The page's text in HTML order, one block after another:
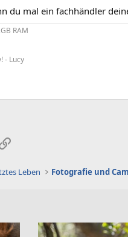
du mal ein fachhändler
RAM
- Lucy
Link
Leben Fotografie und